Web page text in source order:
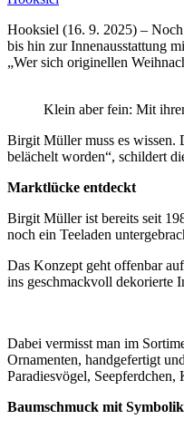
Hooksiel (16. 9. 2025) –
bis hin zur Innenausstattung
„Wer sich originellen
Klein aber fein: Mit
Birgit Müller muss es wissen.
belächelt worden“, schildert
Marktlücke entdeckt
Birgit Müller ist bereits seit
noch ein Teeladen
Das Konzept geht offenbar
ins geschmackvoll dekorierte
Dabei vermisst man im
Ornamenten, handgefertigt
Paradiesvögel, Seepferdchen,
Baumschmuck mit Symbolik